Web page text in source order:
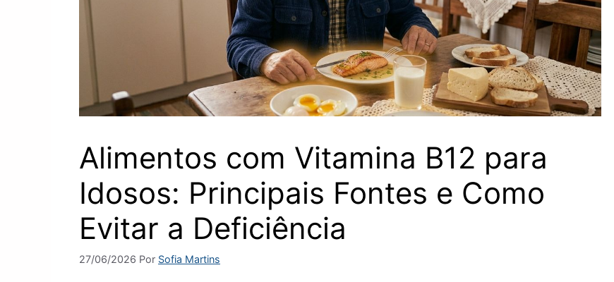
Alimentos com Vitamina B12 para
Idosos: Principais Fontes e Como
Evitar a Deficiência
27/06/2026 Por Sofia Martins